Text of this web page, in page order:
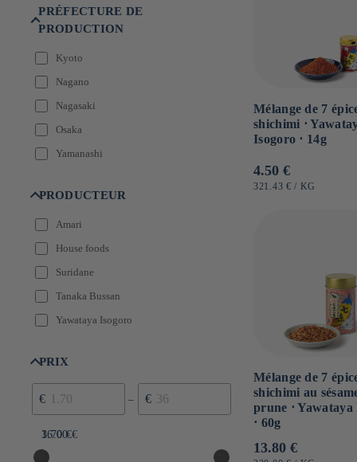
PRÉFECTURE DE
PRODUCTION
Kyoto
Nagano
Nagasaki
Osaka
Yamanashi
PRODUCTEUR
Amari
House foods
Suridane
Tanaka Bussan
Yawataya Isogoro
PRIX
€ – €
1.70 €
36.00 €
Mélange de 7
shichimi ⋅
Isogoro ⋅ 14g
Prix
habituel
4.50 €
PRIX
321.43 € / PAR
KG
Mélange de 7
shichimi au
prune ⋅ Yawataya
⋅ 60g
Prix
13.80 €